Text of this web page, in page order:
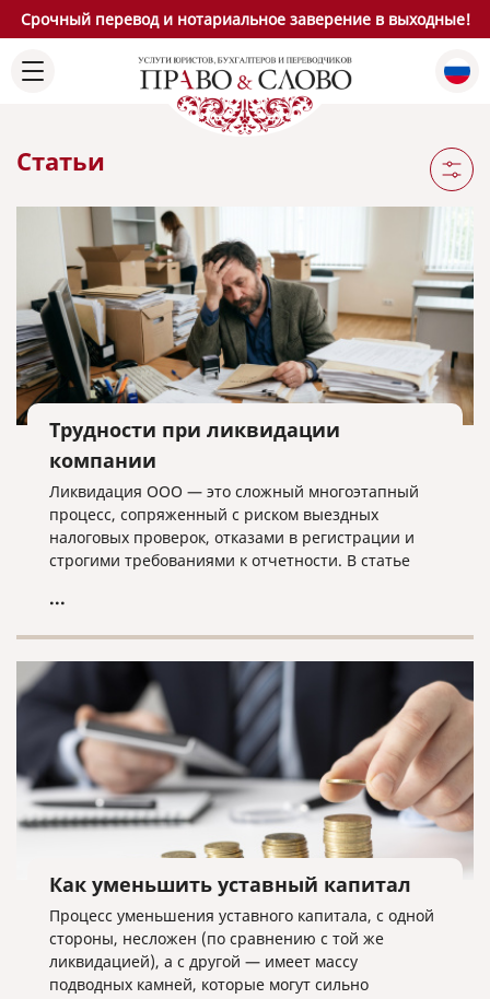
Срочный перевод и нотариальное заверение в выходные!
Статьи
Трудности при ликвидации
компании
Ликвидация ООО — это сложный многоэтапный
процесс, сопряженный с риском выездных
налоговых проверок, отказами в регистрации и
строгими требованиями к отчетности. В статье
бизнеса, критерии упрощенной процедуры и
...
Как уменьшить уставный капитал
Процесс уменьшения уставного капитала, с одной
стороны, несложен (по сравнению с той же
ликвидацией), а с другой — имеет массу
подводных камней, которые могут сильно